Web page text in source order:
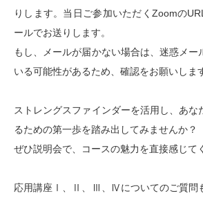
りします。当日ご参加いただくZoomの
ールでお送りします。
もし、メールが届かない場合は、迷惑メー
いる可能性があるため、確認をお願いしま
ストレングスファインダーを活用し、あな
るための第一歩を踏み出してみませんか？
ぜひ説明会で、コースの魅力を直接感じて
応用講座Ⅰ、Ⅱ、Ⅲ、Ⅳについてのご質問も